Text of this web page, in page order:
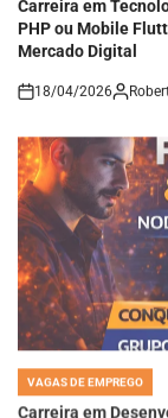
PHP ou Mobile
Mercado Digital
on
IN
VAGAS DE EMPREGO
Carreira em
Dominar Node.js,